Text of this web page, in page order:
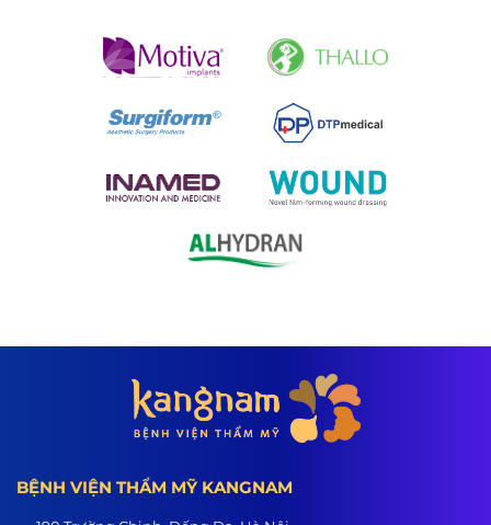
BỆNH VIỆN THẨM MỸ KANGNAM